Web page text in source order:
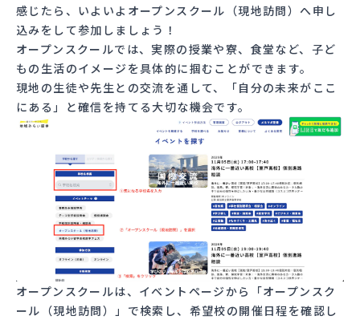
感じたら、いよいよオープンスクール（現地訪問）へ申し
込みをして参加しましょう！
オープンスクールでは、実際の授業や寮、食堂など、子ど
もの生活のイメージを具体的に掴むことができます。
現地の生徒や先生との交流を通して、「自分の未来がここ
にある」と確信を持てる大切な機会です。
オープンスクールは、 イベントページから「オープンスク
ール（現地訪問）」で検索し、希望校の開催日程を確認し